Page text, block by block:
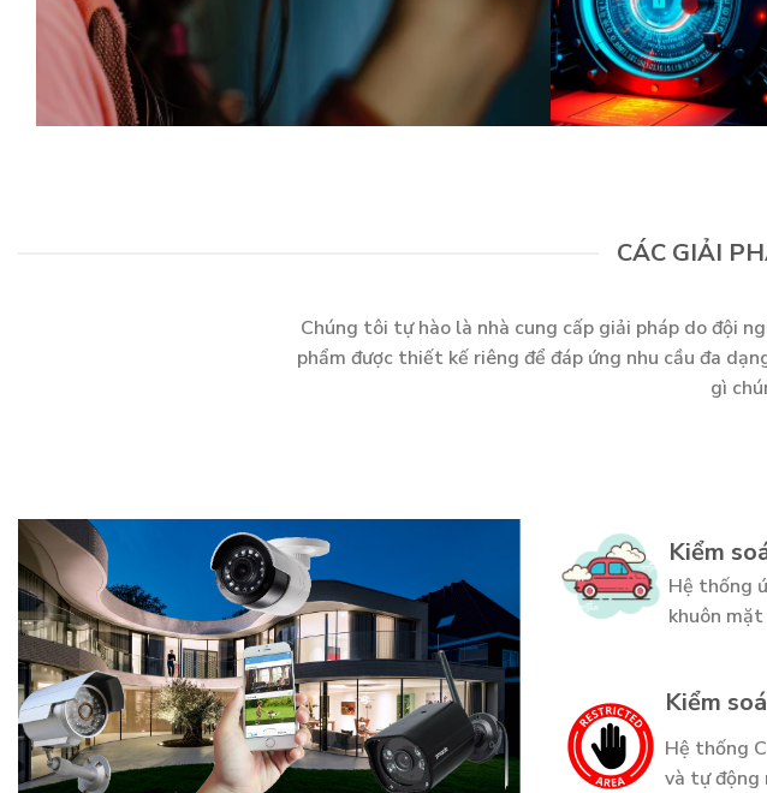
CÁC GIẢI
Chúng tôi tự hào là nhà cung cấp giải pháp do đội
phẩm được thiết kế riêng để đáp ứng nhu cầu đa
gì
Kiểm
Hệ thống
khuôn
Kiểm
Hệ thống
và tự động